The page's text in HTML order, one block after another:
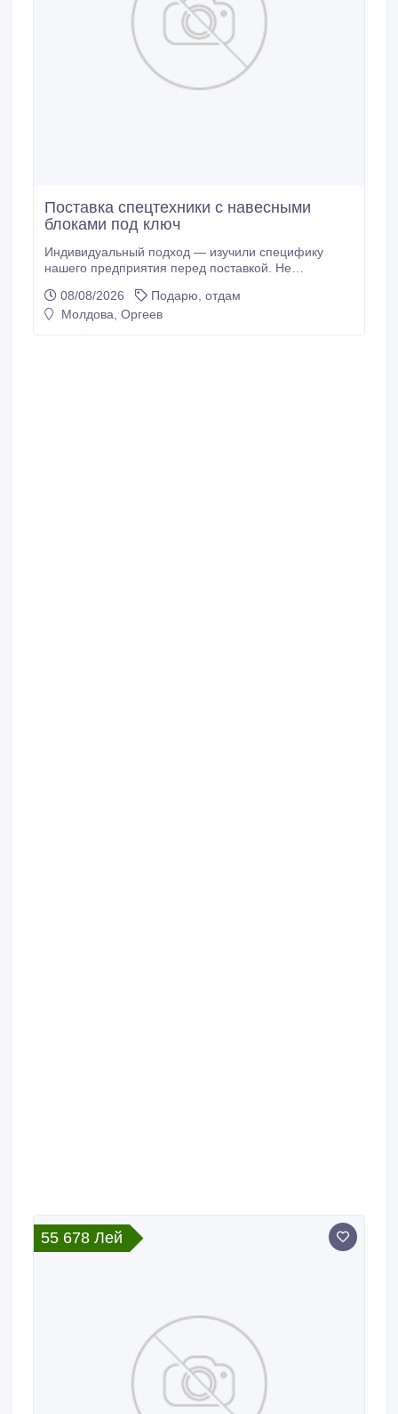
Поставка спецтехники с навесными
блоками под ключ
Индивидуальный подход — изучили специфику
нашего предприятия перед поставкой. Не
адаптированная под наши условия эксплуатации.
лизинг спецтехники от 4 процентов.
08/08/2026
Подарю, отдам
Молдова, Оргеев
55 678 Лей